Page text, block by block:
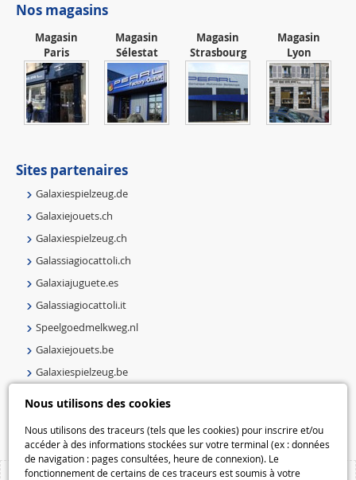
Nous utilisons des cookies
Nous utilisons des traceurs (tels que les cookies) pour inscrire et/ou
accéder à des informations stockées sur votre terminal (ex : données
de navigation : pages consultées, heure de connexion). Le
fonctionnement de certains de ces traceurs est soumis à votre
Nos magasins
Magasin
Paris
Magasin
Sélestat
Magasin
Strasbourg
Magasin
Lyon
Sites partenaires
Galaxiespielzeug.de
Galaxiejouets.ch
Galaxiespielzeug.ch
Galassiagiocattoli.ch
Galaxiajuguete.es
Galassiagiocattoli.it
Speelgoedmelkweg.nl
Galaxiejouets.be
Galaxiespielzeug.be